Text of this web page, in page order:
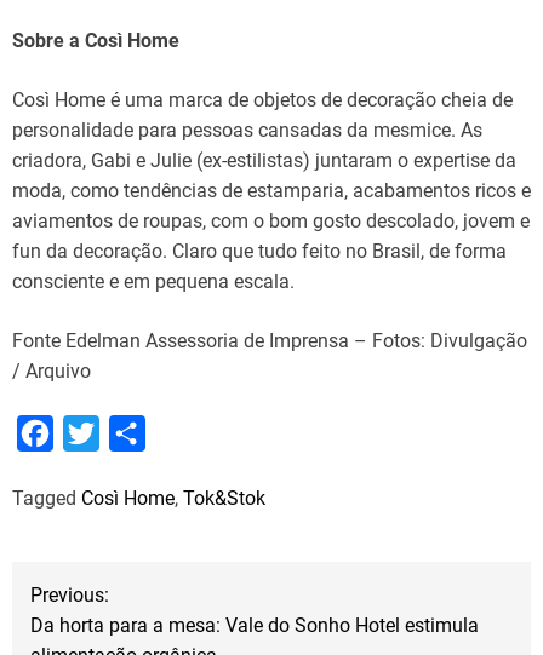
Sobre a Così Home
Così Home é uma marca de objetos de decoração cheia de
personalidade para pessoas cansadas da mesmice. As
criadora, Gabi e Julie (ex-estilistas) juntaram o expertise da
moda, como tendências de estamparia, acabamentos ricos e
aviamentos de roupas, com o bom gosto descolado, jovem e
fun da decoração. Claro que tudo feito no Brasil, de forma
consciente e em pequena escala.
Fonte Edelman Assessoria de Imprensa – Fotos: Divulgação
/ Arquivo
c
o
o
i
r
a
Tagged Così Home, Tok&Stok
NPrevious:
Da horta para a mesa: Vale do Sonho Hotel estimula